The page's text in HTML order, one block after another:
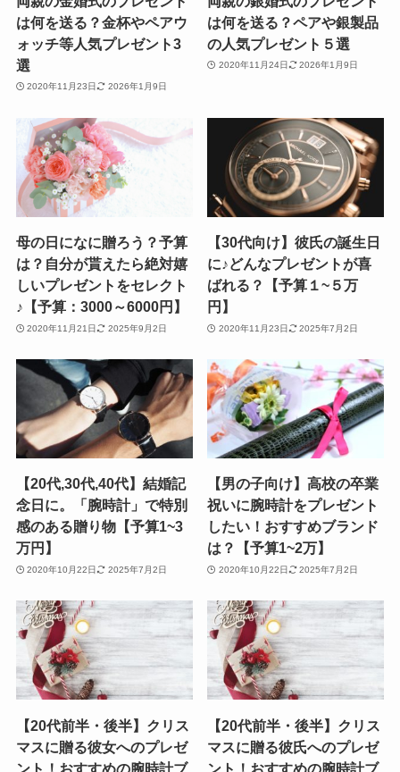
は何を送る？金杯やペアウ
ォッチ等人気プレゼント3
選
2020年11月23日 2026年1月9日
は何を送る？ペアや銀製品
の人気プレゼント５選
2020年11月24日 2026年1月9日
母の日になに贈ろう？予算
は？自分が貰えたら絶対嬉
しいプレゼントをセレクト
♪【予算：3000～6000円】
2020年11月21日 2025年9月2日
【30代向け】彼氏の誕生日
に♪どんなプレゼントが喜
ばれる？【予算１~５万
円】
2020年11月23日 2025年7月2日
【20代,30代,40代】結婚記
念日に。「腕時計」で特別
感のある贈り物【予算1~3
万円】
2020年10月22日 2025年7月2日
【男の子向け】高校の卒業
祝いに腕時計をプレゼント
したい！おすすめブランド
は？【予算1~2万】
2020年10月22日 2025年7月2日
【20代前半・後半】クリス
マスに贈る彼女へのプレゼ
ント！おすすめの腕時計ブ
【20代前半・後半】クリス
マスに贈る彼氏へのプレゼ
ント！おすすめの腕時計ブ